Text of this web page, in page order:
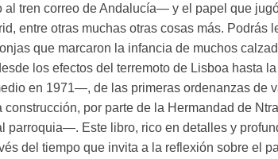
al tren correo de Andalucía— y el papel que
entre otras muchas otras cosas más. Podrás
que marcaron la infancia de muchos
los efectos del terremoto de Lisboa hasta
en 1971—, de las primeras ordenanzas de
construcción, por parte de la Hermandad de
parroquia—. Este libro, rico en detalles y
del tiempo que invita a la reflexión sobre el